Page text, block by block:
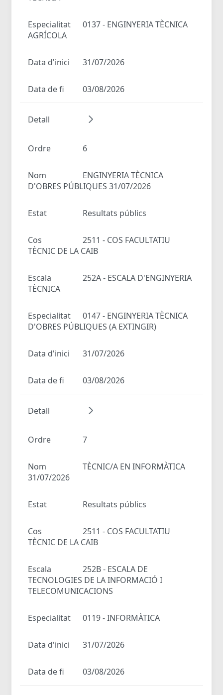
Especialitat
0137 - ENGINYERIA TÈCNICA
AGRÍCOLA
Data d'inici 31/07/2026
Data de fi 03/08/2026
Detall
Ordre 6
Nom
ENGINYERIA TÈCNICA
D'OBRES PÚBLIQUES 31/07/2026
Estat Resultats públics
Cos
2511 - COS FACULTATIU
TÈCNIC DE LA CAIB
Escala
252A - ESCALA D'ENGINYERIA
TÈCNICA
Especialitat
0147 - ENGINYERIA TÈCNICA
D'OBRES PÚBLIQUES (A EXTINGIR)
Data d'inici 31/07/2026
Data de fi 03/08/2026
Detall
Ordre 7
Nom
TÈCNIC/A EN INFORMÀTICA
31/07/2026
Estat Resultats públics
Cos
2511 - COS FACULTATIU
TÈCNIC DE LA CAIB
Escala
252B - ESCALA DE
TECNOLOGIES DE LA INFORMACIÓ I
TELECOMUNICACIONS
Especialitat 0119 - INFORMÀTICA
Data d'inici 31/07/2026
Data de fi 03/08/2026